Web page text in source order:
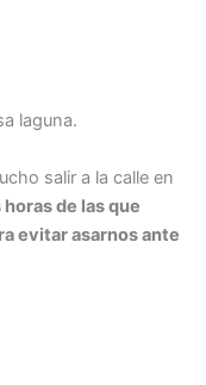
salir a la calle en
horas de las que
evitar asarnos ante